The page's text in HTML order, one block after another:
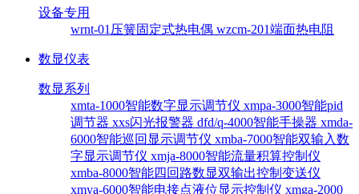
设备专用
wrnt-01压簧固定式热电偶 wzcm-201端面热电阻
数显仪表
数显系列
xmta-1000智能数字显示调节仪 xmpa-3000智能pid
调节器 xxs闪光报警器 dfd/q-4000智能手操器 xmda-
6000智能巡回显示调节仪 xmba-7000智能双输入数
字显示调节仪 xmja-8000智能流量积算控制仪
xmba-8000智能四回路数显双输出控制变送仪
xmya-6000智能电接点液位显示控制仪 xmga-2000